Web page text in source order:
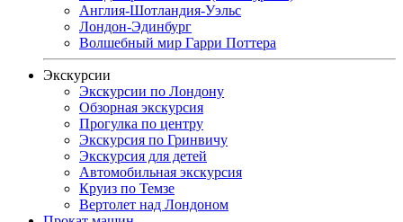
Англия-Шотландия-Уэльс
Лондон-Эдинбург
Волшебный мир Гарри Поттера
Экскурсии
Экскурсии по Лондону
Обзорная экскурсия
Прогулка по центру
Экскурсия по Гринвичу
Экскурсия для детей
Автомобильная экскурсия
Круиз по Темзе
Вертолет над Лондоном